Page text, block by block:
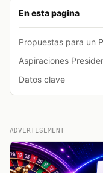
En esta pagina
Propuestas para un
Aspiraciones
Datos clave
ADVERTISEMENT